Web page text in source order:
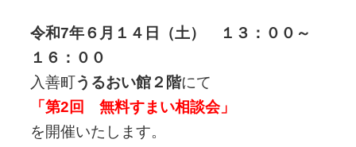
令和7年６月１４日（土） １３：００～
１６：００
入善町うるおい館２階にて
「第2回 無料すまい相談会」
を開催いたします。